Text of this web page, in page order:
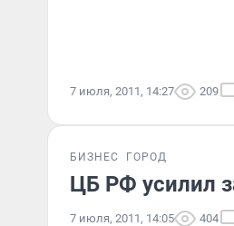
7 июля, 2011, 14:27 209
БИЗНЕС ГОРОД
ЦБ РФ усилил
7 июля, 2011, 14:05 404